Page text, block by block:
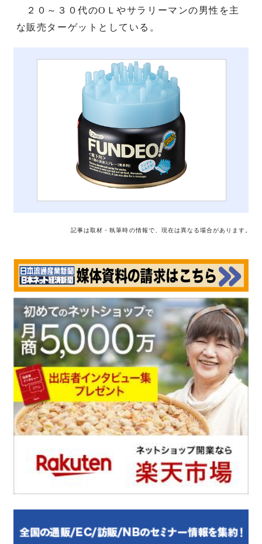
２０～３０代のОＬやサラリーマンの男性を主
な販売ターゲットとしている。
記事は取材・執筆時の情報で、現在は異なる場合があります。